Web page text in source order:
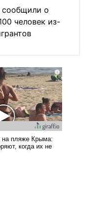
сообщили о
человек из-